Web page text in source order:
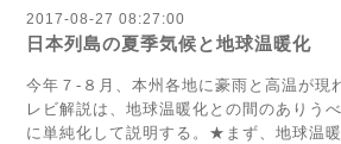
2017-08-27 08:27:00
日本列島の夏季気候と地球温暖化
今年７-８月、本州各地に豪雨と高温が現
レビ解説は、地球温暖化との間のありう
に単純化して説明する。★まず、地球温